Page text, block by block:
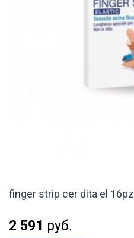
finger strip cer dita el 16pz
2 591 руб.